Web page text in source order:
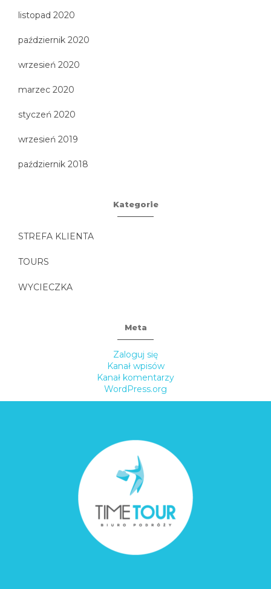
listopad 2020
październik 2020
wrzesień 2020
marzec 2020
styczeń 2020
wrzesień 2019
październik 2018
Kategorie
STREFA KLIENTA
TOURS
WYCIECZKA
Meta
Zaloguj się
Kanał wpisów
Kanał komentarzy
WordPress.org